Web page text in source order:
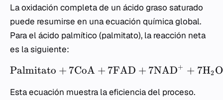
La oxidación completa de un ácido graso saturado
puede resumirse en una ecuación química global.
Para el ácido palmítico (palmitato), la reacción neta
es la siguiente:
Palmitato + 7CoA + 7FAD + 7NAD+ + 7H2 O
Esta ecuación muestra la eficiencia del proceso.